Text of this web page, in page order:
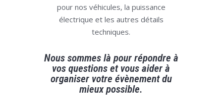
pour nos véhicules, la puissance
électrique et les autres détails
techniques.
Nous sommes là pour répondre à
vos questions et vous aider à
organiser votre évènement du
mieux possible.